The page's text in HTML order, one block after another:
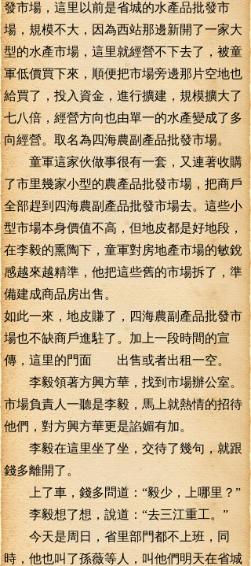
發市場，這里以前是省城的水產品批發市
場，規模不大，因為西站那邊新開了一家大
型的水產市場，這里就經營不下去了，被童
軍低價買下來，順便把市場旁邊那片空地也
給買了，投入資金，進行擴建，規模擴大了
七八倍，經營方向也由單一的水產變成了多
向經營。取名為四海農副產品批發市場。
童軍這家伙做事很有一套，又連著收購
了市里幾家小型的農產品批發市場，把商戶
全部趕到四海農副產品批發市場去。這些小
型市場本身價值不高，但地皮都是好地段，
在李毅的熏陶下，童軍對房地產市場的敏銳
感越來越精準，他把這些舊的市場拆了，準
備建成商品房出售。
如此一來，地皮賺了，四海農副產品批發市
場也不缺商戶進駐了。加上一段時間的宣
傳，這里的門面 出售或者出租一空。
李毅領著方興方華，找到市場辦公室。
市場負責人一聽是李毅，馬上就熱情的招待
他們，對方興方華更是諂媚有加。
李毅在這里坐了坐，交待了幾句，就跟
錢多離開了。
上了車，錢多問道：“毅少，上哪里？”
李毅想了想，說道：“去三江重工。”
今天是周日，省里部門都不上班，同
時，他也叫了孫薇等人，叫他們明天在省城